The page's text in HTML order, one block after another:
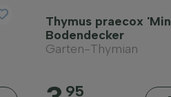
Thymus praecox
Bodendecker
Garten-Thymian
95